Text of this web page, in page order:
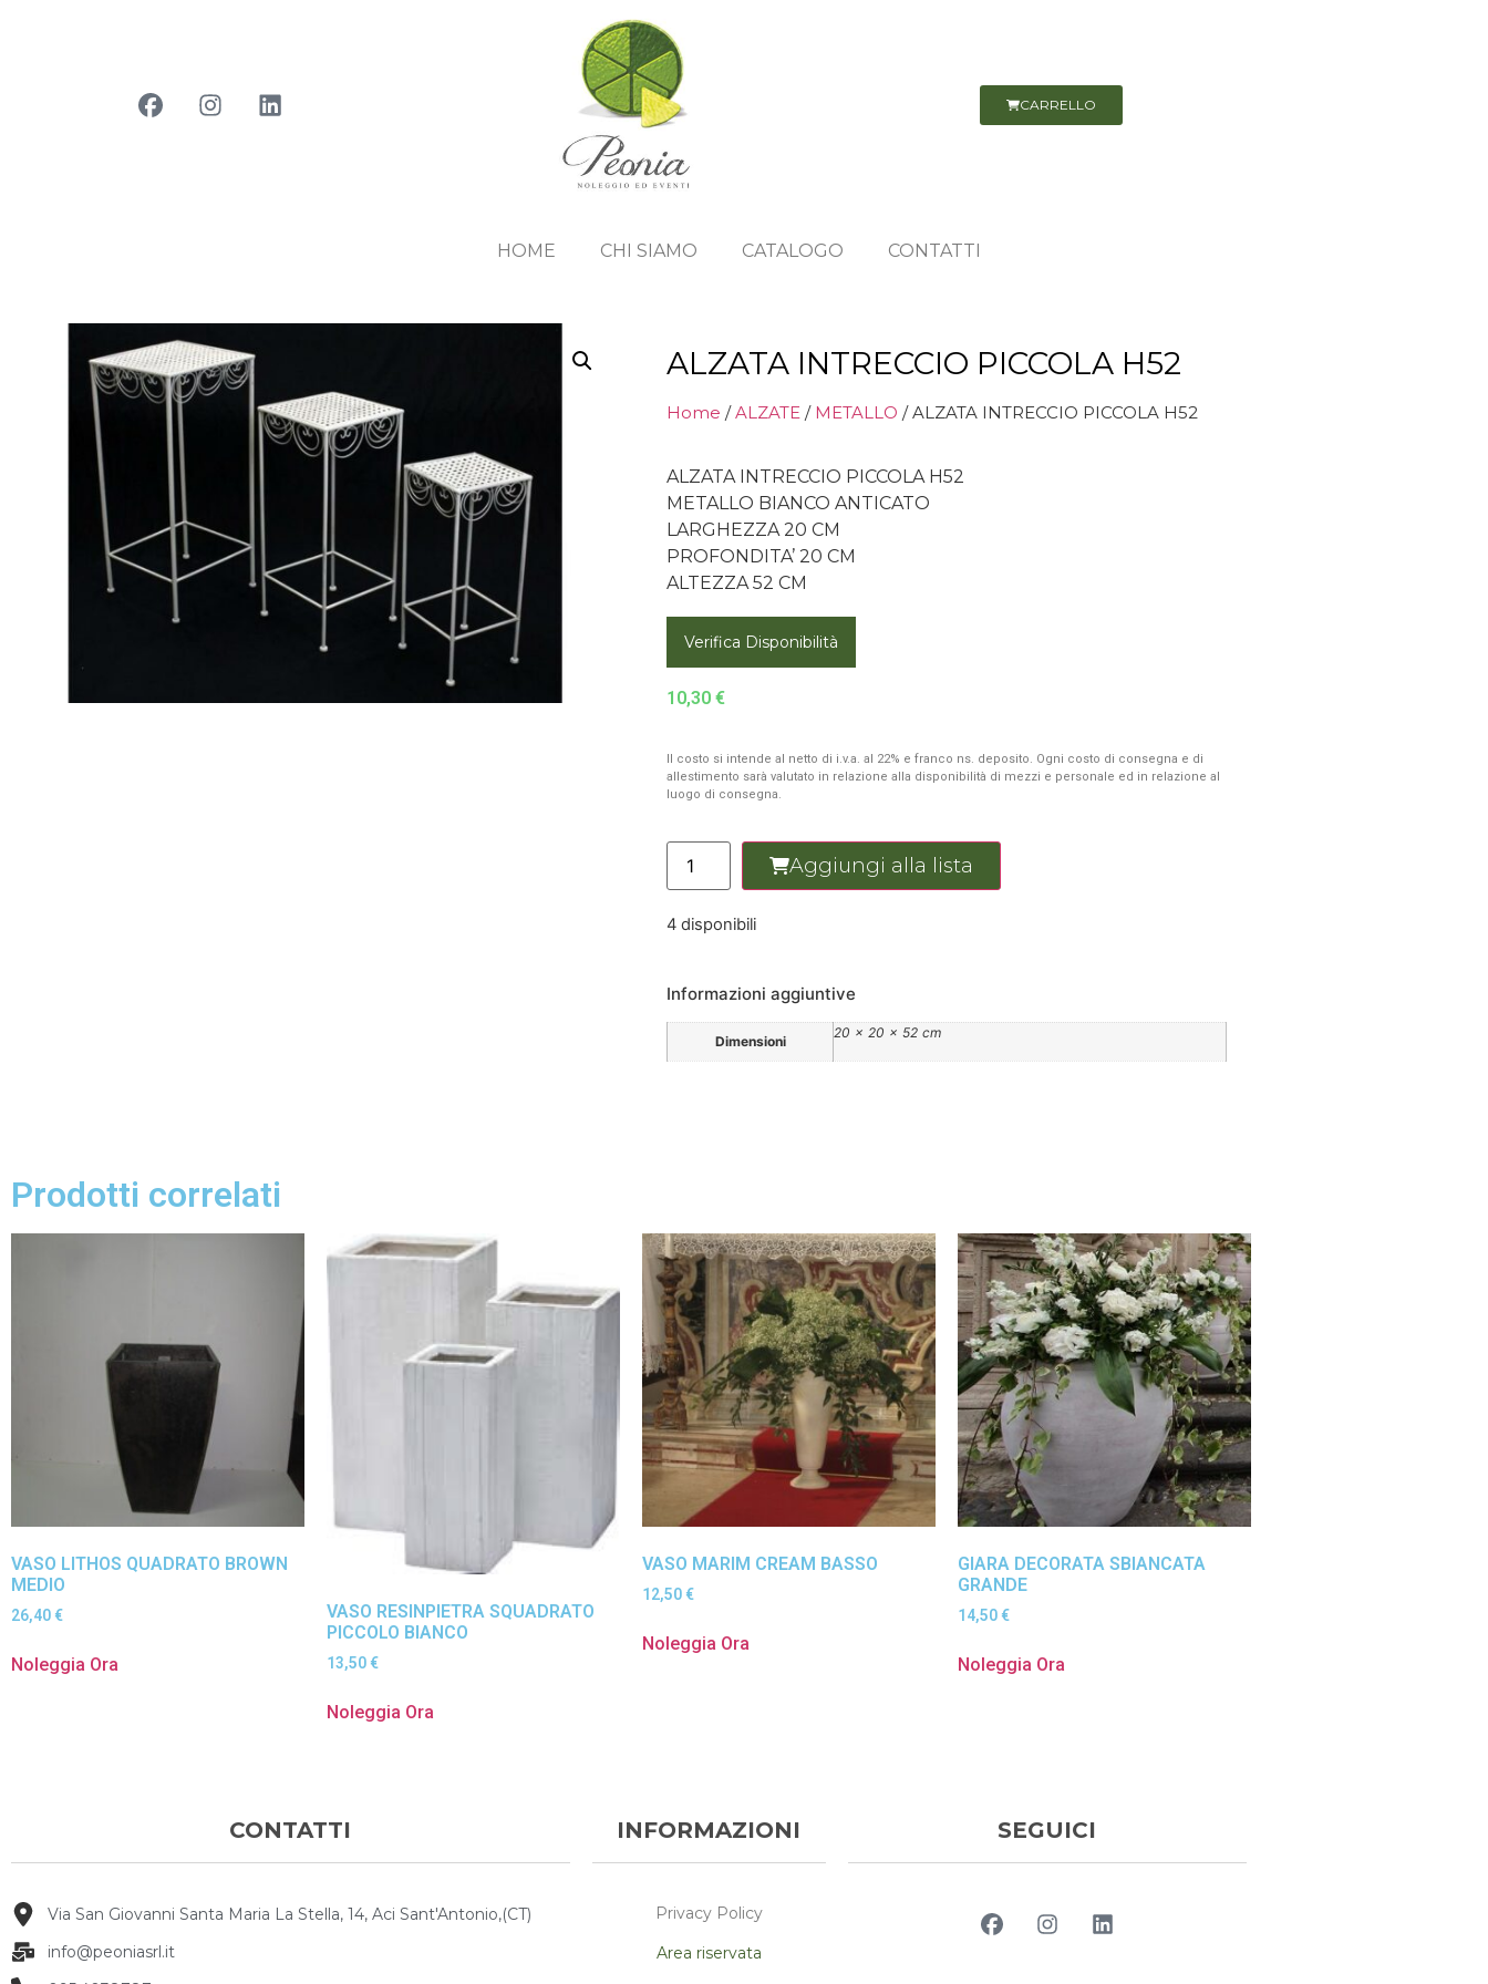
CARRELLO
HOME CHI SIAMO CATALOGO CONTATTI
ALZATA INTRECCIO PICCOLA H52
Home /ALZATE / METALLO / ALZATA INTRECCIO PICCOLA H52
ALZATA INTRECCIO PICCOLA H52
METALLO BIANCO ANTICATO
LARGHEZZA 20 CM
PROFONDITA’ 20 CM
ALTEZZA 52 CM
Verifica Disponibilità
10,30 €
Il costo si intende al netto di i.v.a. al 22% e franco ns. deposito. Ogni costo di consegna e di
allestimento sarà valutato in relazione alla disponibilità di mezzi e personale ed in relazione al
luogo di consegna.
Aggiungi alla lista
4 disponibili
Informazioni aggiuntive
Dimensioni
20 × 20 × 52 cm
Prodotti correlati
VASO LITHOS QUADRATO BROWN
MEDIO
26,40 €
Noleggia Ora
VASO RESINPIETRA SQUADRATO
PICCOLO BIANCO
13,50 €
Noleggia Ora
VASO MARIM CREAM BASSO
12,50 €
Noleggia Ora
GIARA DECORATA SBIANCATA
GRANDE
14,50 €
Noleggia Ora
CONTATTI
Via San Giovanni Santa Maria La Stella, 14, Aci Sant'Antonio,(CT)
info@peoniasrl.it
INFORMAZIONI
Privacy Policy
Area riservata
SEGUICI